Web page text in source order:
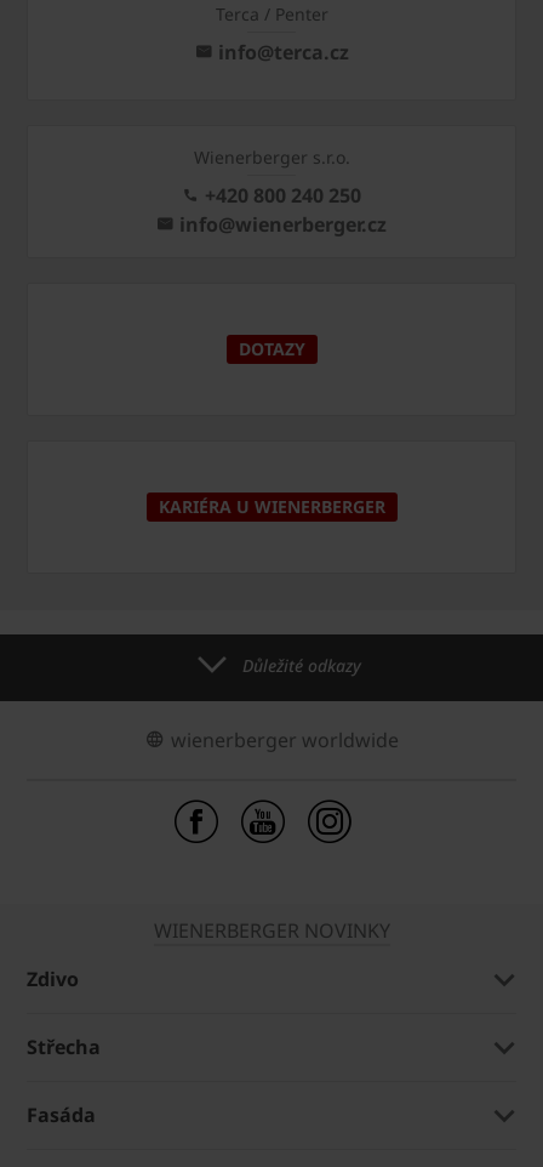
Terca / Penter
info@terca.cz
Wienerberger s.r.o.
+420 800 240 250
info@wienerberger.cz
DOTAZY
KARIÉRA U WIENERBERGER
Důležité odkazy
wienerberger worldwide
WIENERBERGER NOVINKY
Zdivo
Střecha
Fasáda